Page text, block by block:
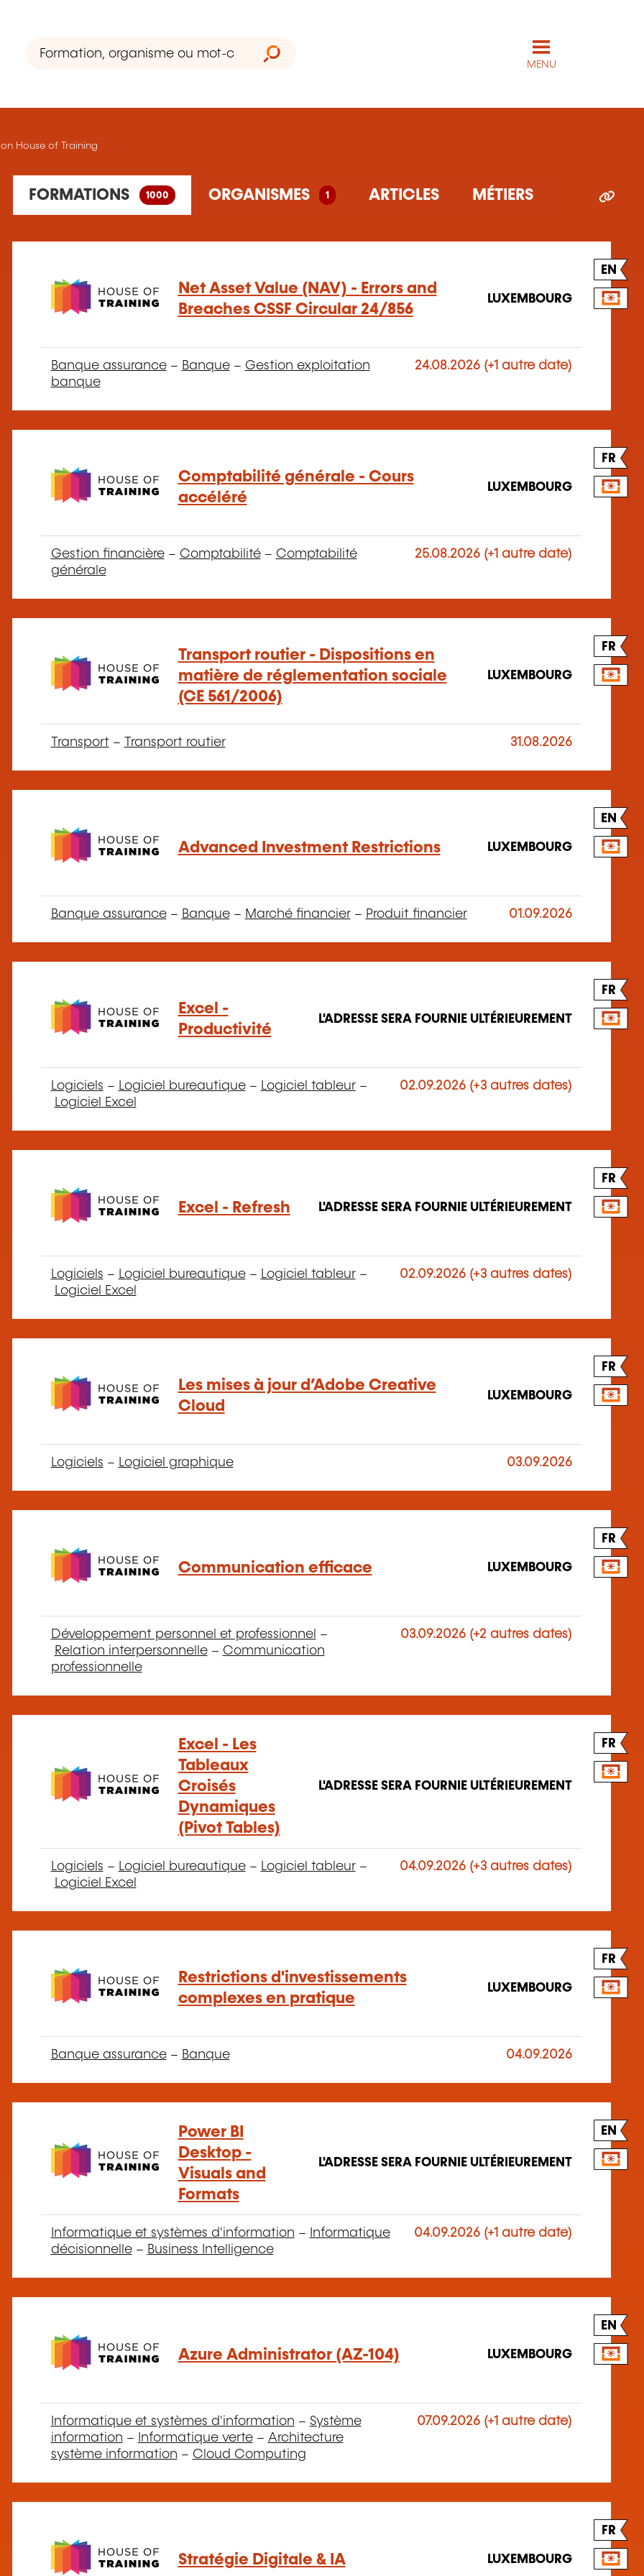
MENU
House of Training
1000 formation(s) trouvée(s)
1 organisme(s) de formation trouvé(s)
FORMATIONS 1000 ORGANISMES 1 ARTICLES MÉTIERS
EN
Net Asset Value (NAV) - Errors and
Breaches CSSF Circular 24/856
LUXEMBOURG
Banque assurance– Banque– Gestion exploitation
banque
24.08.2026 (+1 autre date)
FR
Comptabilité générale - Cours
accéléré
LUXEMBOURG
Gestion financière– Comptabilité– Comptabilité
générale
25.08.2026 (+1 autre date)
FR
Transport routier - Dispositions en
matière de réglementation sociale
(CE 561/2006)
LUXEMBOURG
Transport – Transport routier 31.08.2026
EN
Advanced Investment Restrictions LUXEMBOURG
Banque assurance– Banque– Marché financier– Produit financier 01.09.2026
FR
Excel -
Productivité
L'ADRESSE SERA FOURNIE ULTÉRIEUREMENT
Logiciels – Logiciel bureautique– Logiciel tableur–
Logiciel Excel
02.09.2026 (+3 autres dates)
FR
Excel - Refresh L'ADRESSE SERA FOURNIE ULTÉRIEUREMENT
Logiciels – Logiciel bureautique– Logiciel tableur–
Logiciel Excel
02.09.2026 (+3 autres dates)
FR
Les mises à jour d’Adobe Creative
Cloud
LUXEMBOURG
Logiciels – Logiciel graphique 03.09.2026
FR
Communication efficace LUXEMBOURG
Développement personnel et professionnel –
Relation interpersonnelle– Communication
professionnelle
03.09.2026 (+2 autres dates)
FR
Excel - Les
Tableaux
Croisés
Dynamiques
(Pivot Tables)
L'ADRESSE SERA FOURNIE ULTÉRIEUREMENT
Logiciels – Logiciel bureautique– Logiciel tableur–
Logiciel Excel
04.09.2026 (+3 autres dates)
FR
Restrictions d'investissements
complexes en pratique
LUXEMBOURG
Banque assurance– Banque 04.09.2026
EN
Power BI
Desktop -
Visuals and
Formats
L'ADRESSE SERA FOURNIE ULTÉRIEUREMENT
Informatique et systèmes d'information –
Informatique
décisionnelle– Business Intelligence
04.09.2026 (+1 autre date)
EN
Azure Administrator (AZ-104) LUXEMBOURG
Informatique et systèmes d'information – Système
information – Informatique verte– Architecture
système information – Cloud Computing
07.09.2026 (+1 autre date)
FR
Stratégie Digitale & IA LUXEMBOURG